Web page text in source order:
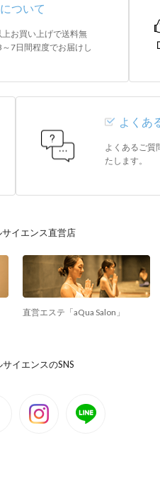
ついて
お買い上げで送料無
7日間程度でお届けし
よくあ
よくあるご質
たします。
イエンス直営店
直営エステ「aQua Salon」
イエンスのSNS